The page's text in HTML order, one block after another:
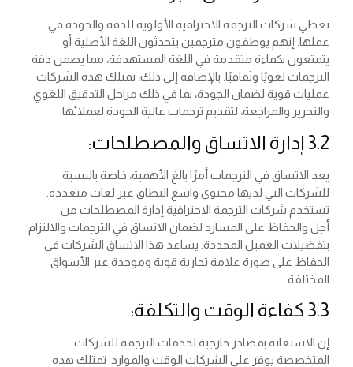
تعطي شركات الترجمة الاحترافية الأولوية للدقة والجودة في
عملها. إنهم يوظفون مترجمين يتحدثون اللغة الأصلية أو
يتمتعون بكفاءة متقدمة في اللغة المستهدفة، مما يضمن دقة
الترجمات لغويًا وثقافيًا. بالإضافة إلى ذلك، تمتلك هذه الشركات
عمليات قوية لضمان الجودة، بما في ذلك مراحل التدقيق اللغوي
والتحرير والمراجعة، لتقديم ترجمات عالية الجودة لعملائها.
3.2 إدارة الاتساق والمصطلحات:
يعد الاتساق في الترجمات أمرًا بالغ الأهمية، خاصة بالنسبة
للشركات التي لديها محتوى واسع النطاق عبر لغات متعددة.
تستخدم شركات الترجمة الاحترافية إدارة المصطلحات من
أجل والحفاظ على المسارد لضمان الاتساق في الترجمات والالتزام
بتفضيلات العميل المحددة. يساعد هذا الاتساق الشركات في
الحفاظ على صورة علامة تجارية قوية وموحدة عبر الأسواق
المختلفة.
3.3 كفاءة الوقت والتكلفة:
إن الاستعانة بمصادر خارجية لخدمات الترجمة للشركات
المتخصصة يوفر على الشركات الوقت والموارد. تمتلك هذه